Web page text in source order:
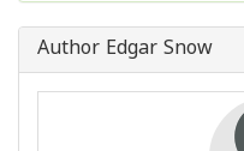
Author Edgar Snow